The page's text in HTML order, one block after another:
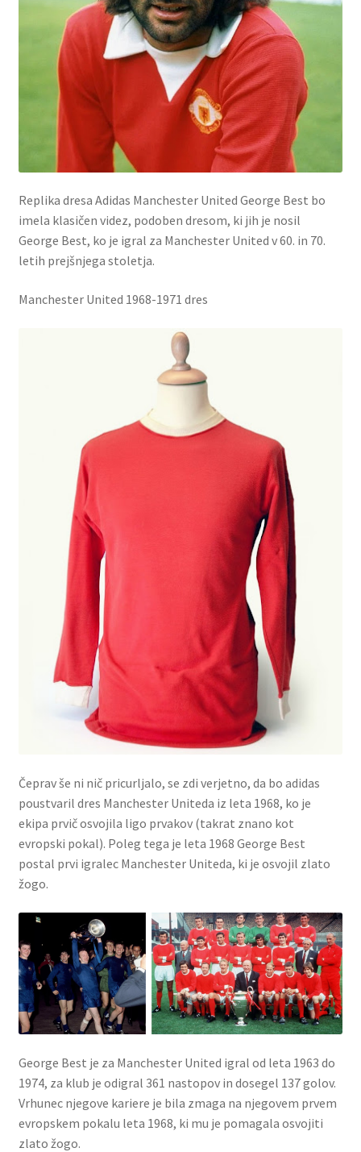
Replika dresa Adidas Manchester United George Best bo
imela klasičen videz, podoben dresom, ki jih je nosil
George Best, ko je igral za Manchester United v 60. in 70.
letih prejšnjega stoletja.
Manchester United 1968-1971 dres
Čeprav še ni nič pricurljalo, se zdi verjetno, da bo adidas
poustvaril dres Manchester Uniteda iz leta 1968, ko je
ekipa prvič osvojila ligo prvakov (takrat znano kot
evropski pokal). Poleg tega je leta 1968 George Best
postal prvi igralec Manchester Uniteda, ki je osvojil zlato
žogo.
George Best je za Manchester United igral od leta 1963 do
1974, za klub je odigral 361 nastopov in dosegel 137 golov.
Vrhunec njegove kariere je bila zmaga na njegovem prvem
evropskem pokalu leta 1968, ki mu je pomagala osvojiti
zlato žogo.